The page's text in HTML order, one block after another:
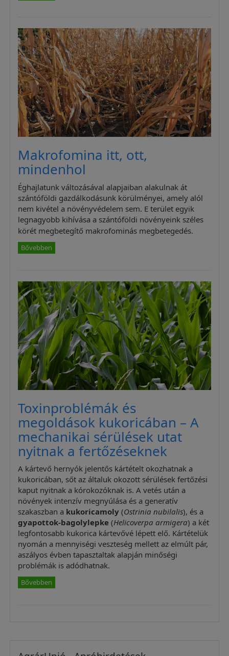
Makrofomina itt, ott,
mindenhol
Éghajlatunk változásával alapjaiban alakulnak át
szántóföldi gazdálkodásunk körülményei, amely alól
nem kivétel a növényvédelem sem. E terület egyik
legnagyobb kihívása a szántóföldi növényeink széles
körét megbetegítő makrofominás megbetegedés.
Bővebben
Toxinproblémák és
megoldások kukoricában – A
mechanikai sérülések utat
nyitnak a fertőzéseknek
A kártevő hernyók jelentős kártételt okozhatnak a
kukoricában, sőt az általuk okozott sérülések fertőzési
kaput nyitnak a kórokozóknak is. A vetés után a
növények intenzív megnyúlása és a generatív
szakaszban a kukoricamoly (Ostrinia nubilalis), és a
gyapottok-bagolylepke (Helicoverpa armigera) a két
legfontosabb kukorica kártevővé lépett elő. Kártételük
nyomán a mennyiségi veszteség mellett az elmúlt pár,
aszályos évben tapasztaltak alapján minőségi
problémák is adódhatnak.
Bővebben